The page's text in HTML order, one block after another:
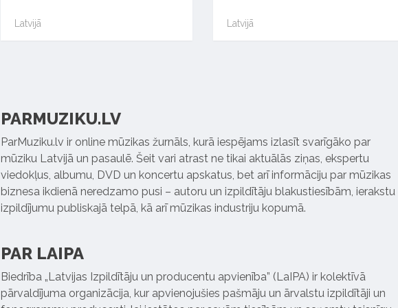
Latvijā Latvijā
PARMUZIKU.LV
ParMuziku.lv ir online mūzikas žurnāls, kurā iespējams izlasīt svarīgāko par
mūziku Latvijā un pasaulē. Šeit vari atrast ne tikai aktuālās ziņas, ekspertu
viedokļus, albumu, DVD un koncertu apskatus, bet arī informāciju par mūzikas
biznesa ikdienā neredzamo pusi – autoru un izpildītāju blakustiesībām, ierakstu
izpildījumu publiskajā telpā, kā arī mūzikas industriju kopumā.
PAR LAIPA
Biedrība „Latvijas Izpildītāju un producentu apvienība” (LaIPA) ir kolektīvā
pārvaldījuma organizācija, kur apvienojušies pašmāju un ārvalstu izpildītāji un